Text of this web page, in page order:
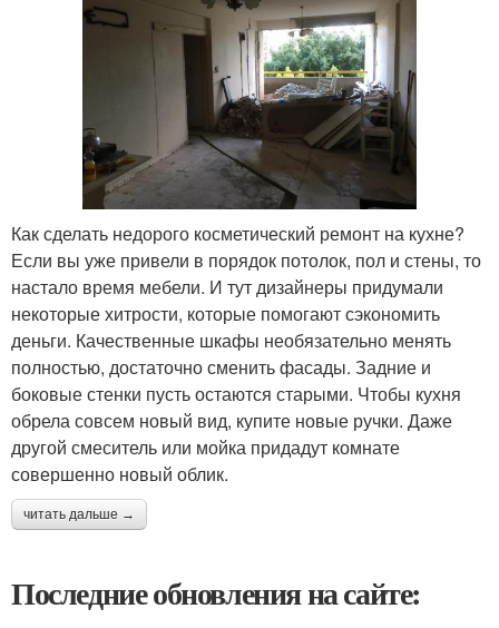
Как сделать недорого косметический ремонт на кухне?
Если вы уже привели в порядок потолок, пол и стены, то
настало время мебели. И тут дизайнеры придумали
некоторые хитрости, которые помогают сэкономить
деньги. Качественные шкафы необязательно менять
полностью, достаточно сменить фасады. Задние и
боковые стенки пусть остаются старыми. Чтобы кухня
обрела совсем новый вид, купите новые ручки. Даже
другой смеситель или мойка придадут комнате
совершенно новый облик.
читать дальше →
Последние обновления на сайте: